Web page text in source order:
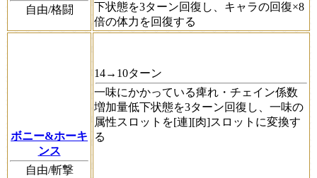
自由/格闘
下状態を3ターン回復し、キャラの回復×8
倍の体力を回復する
ボニー&ホーキ
ンス
自由/斬撃
14→10ターン
一味にかかっている痺れ・チェイン係数
増加量低下状態を3ターン回復し、一味の
属性スロットを[連][肉]スロットに変換す
る